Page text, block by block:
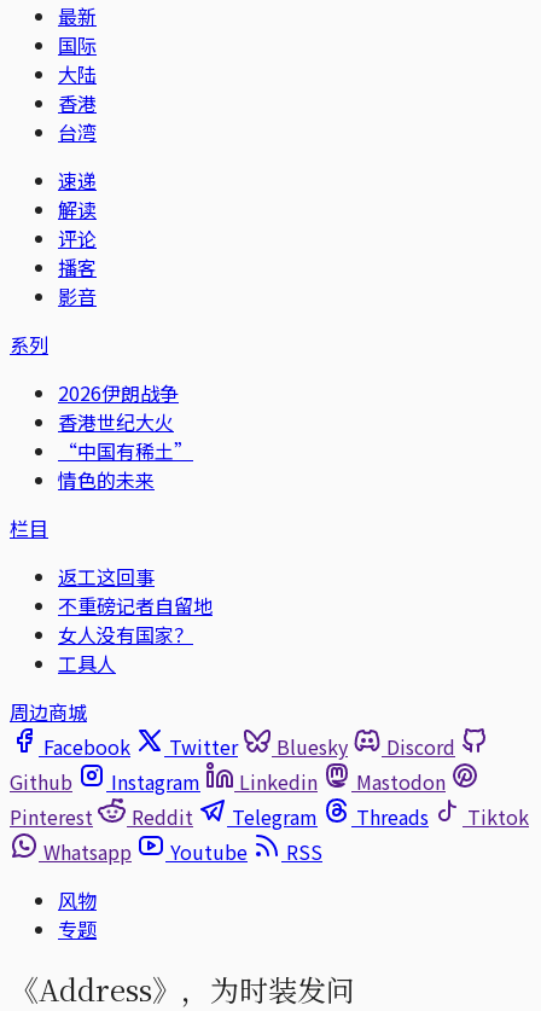
最新
国际
大陆
香港
台湾
速递
解读
评论
播客
影音
系列
2026伊朗战争
香港世纪大火
“中国有稀土”
情色的未来
栏目
返工这回事
不重磅记者自留地
女人没有国家？
工具人
周边商城
Facebook
Twitter Bluesky
Discord
Github
Instagram Linkedin
Mastodon
Pinterest
Reddit Telegram Threads
Tiktok
Whatsapp
Youtube
RSS
风物
专题
《Address》，为时装发问